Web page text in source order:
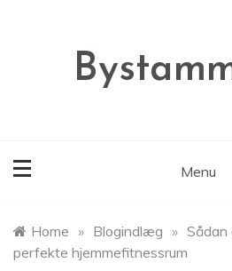
Menu
Home » Blogindlæg » Sådan
perfekte hjemmefitnessrum